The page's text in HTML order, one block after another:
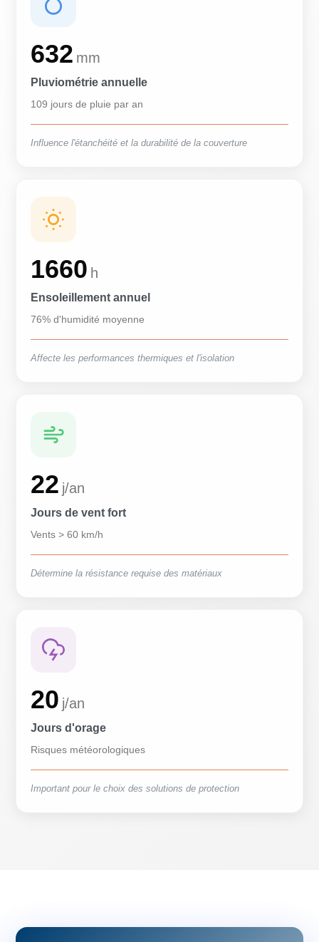
632 mm
Pluviométrie annuelle
109 jours de pluie par an
Influence l'étanchéité et la durabilité de la couverture
1660 h
Ensoleillement annuel
76% d'humidité moyenne
Affecte les performances thermiques et l'isolation
22 j/an
Jours de vent fort
Vents > 60 km/h
Détermine la résistance requise des matériaux
20 j/an
Jours d'orage
Risques météorologiques
Important pour le choix des solutions de protection